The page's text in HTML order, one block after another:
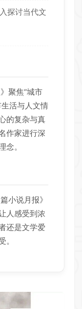
探讨当代文
聚焦“城市
活与人文情
的复杂与真
作家进行深
念。
小说月报》
人感受到浓
还是文学爱
。